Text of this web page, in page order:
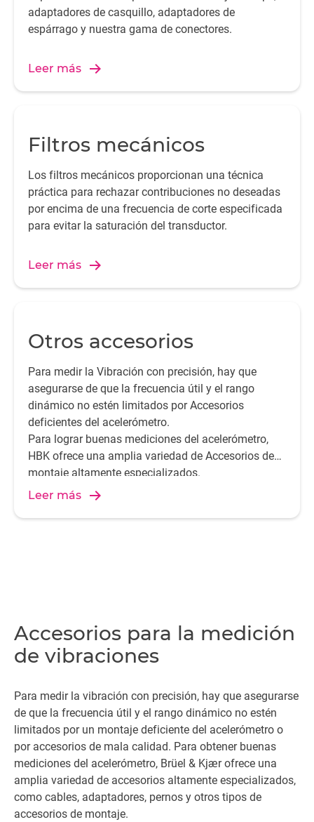
adaptadores de casquillo, adaptadores de
espárrago y nuestra gama de conectores.
Leer más
Filtros mecánicos
Los filtros mecánicos proporcionan una técnica
práctica para rechazar contribuciones no deseadas
por encima de una frecuencia de corte especificada
para evitar la saturación del transductor.
Leer más
Otros accesorios
Para medir la Vibración con precisión, hay que
asegurarse de que la frecuencia útil y el rango
dinámico no estén limitados por Accesorios
deficientes del acelerómetro.
Para lograr buenas mediciones del acelerómetro,
HBK ofrece una amplia variedad de Accesorios de
montaje altamente especializados.
Leer más
Accesorios para la medición
de vibraciones
Para medir la vibración con precisión, hay que asegurarse
de que la frecuencia útil y el rango dinámico no estén
limitados por un montaje deficiente del acelerómetro o
por accesorios de mala calidad. Para obtener buenas
mediciones del acelerómetro, Brüel & Kjær ofrece una
amplia variedad de accesorios altamente especializados,
como cables, adaptadores, pernos y otros tipos de
accesorios de montaje.